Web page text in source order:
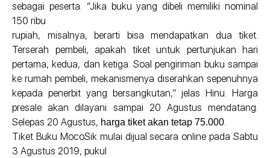
sebagai peserta. “Jika buku yang dibeli memiliki nominal
150 ribu
rupiah, misalnya, berarti bisa mendapatkan dua tiket.
Terserah pembeli, apakah tiket untuk pertunjukan hari
pertama, kedua, dan ketiga. Soal pengiriman buku sampai
ke rumah pembeli, mekanismenya diserahkan sepenuhnya
kepada penerbit yang bersangkutan,” jelas Hinu. Harga
presale akan dilayani sampai 20 Agustus mendatang.
Selepas 20 Agustus, harga tiket akan tetap 75.000.
Tiket Buku MocoSik mulai dijual secara online pada Sabtu
3 Agustus 2019, pukul